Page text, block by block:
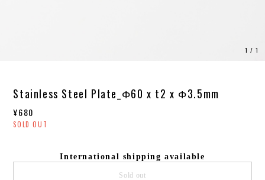
1 /1
Stainless Steel Plate_Φ60 x t2 x Φ3.5mm
¥680
SOLD OUT
International shipping available
Sold out